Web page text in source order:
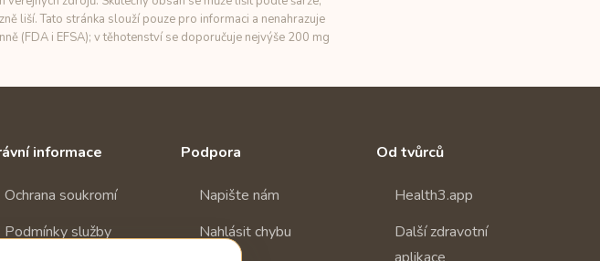
liší. Tato stránka slouží pouze pro informaci a nenahrazuje
(FDA i EFSA); v těhotenství se doporučuje nejvýše 200 mg
informace
Ochrana soukromí
Podmínky služby
Podpora
Napište nám
Nahlásit chybu
Od tvůrců
Health3.app
Další zdravotní